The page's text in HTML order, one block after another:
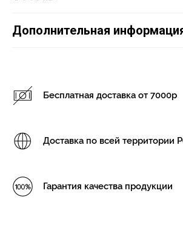
Дополнительная
Бесплатная доставка от 7000р
Доставка по всей территории
Гарантия качества продукции